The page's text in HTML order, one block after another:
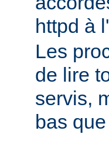
httpd à
Les
de lire
servis,
bas